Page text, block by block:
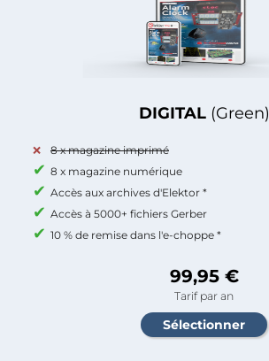
DIGITAL (Green)
8 x magazine imprimé
8 x magazine numérique
Accès aux archives d'Elektor *
Accès à 5000+ fichiers Gerber
10 % de remise dans l'e-choppe *
99,95 €
Tarif par an